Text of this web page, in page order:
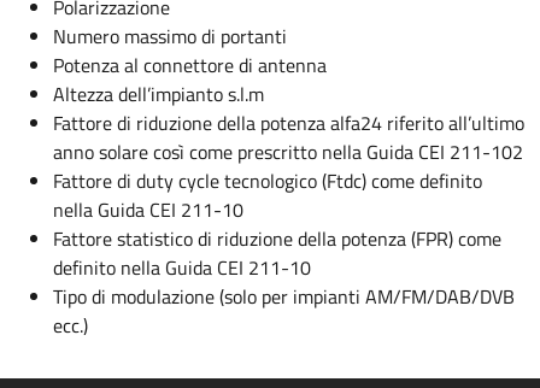
Polarizzazione
Numero massimo di portanti
Potenza al connettore di antenna
Altezza dell’impianto s.l.m
Fattore di riduzione della potenza alfa24 riferito all’ultimo
anno solare così come prescritto nella Guida CEI 211-102
Fattore di duty cycle tecnologico (Ftdc) come definito
nella Guida CEI 211-10
Fattore statistico di riduzione della potenza (FPR) come
definito nella Guida CEI 211-10
Tipo di modulazione (solo per impianti AM/FM/DAB/DVB
ecc.)